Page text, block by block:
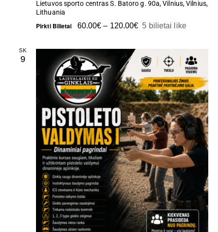
D
V
E
W
S
N
A
V
I
G
Lietuvos sporto centrasS. Batoro g. 90a, Vilnius, Vilnius,
Lithuania
Pirkti Bilietai 60.00€ – 120.00€ 5 bilietai like
SK
9